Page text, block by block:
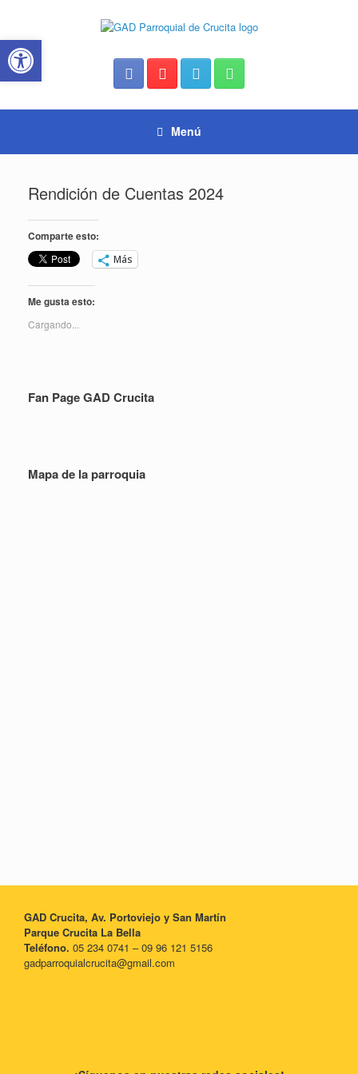
contenido
Menú
Rendición de Cuentas 2024
Comparte esto:
Más
Me gusta esto:
Cargando...
Fan Page GAD Crucita
Mapa de la parroquia
GAD Crucita, Av. Portoviejo y San Martín
Parque Crucita La Bella
Teléfono. 05 234 0741 – 09 96 121 5156
gadparroquialcrucita@gmail.com
Abrir barra de herramientas